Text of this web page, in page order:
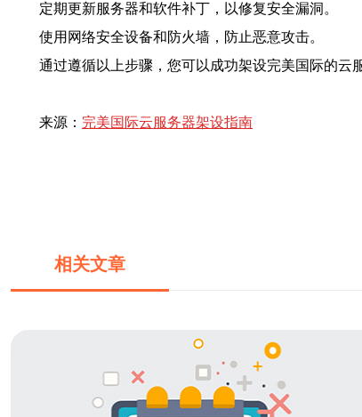
定期更新服务器和软件补丁，以修复安全漏洞。
使用网络安全设备和防火墙，防止恶意攻击。
通过遵循以上步骤，您可以成功架设完美国际的云
来源： 完美国际云服务器架设指南
相关文章